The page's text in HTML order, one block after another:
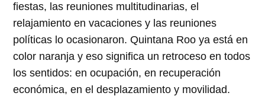
fiestas, las reuniones multitudinarias, el
relajamiento en vacaciones y las reuniones
políticas lo ocasionaron. Quintana Roo ya está en
color naranja y eso significa un retroceso en todos
los sentidos: en ocupación, en recuperación
económica, en el desplazamiento y movilidad.